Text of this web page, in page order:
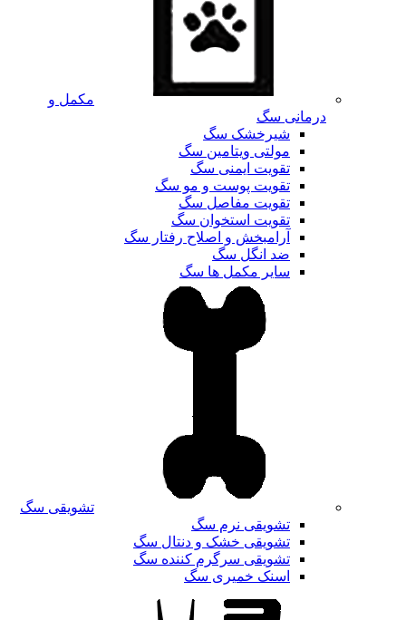
مکمل و
درمانی سگ
شیرخشک سگ
مولتی ویتامین سگ
تقویت ایمنی سگ
تقویت پوست و مو سگ
تقویت مفاصل سگ
تقویت استخوان سگ
آرامبخش و اصلاح رفتار سگ
ضد انگل سگ
سایر مکمل ها سگ
تشویقی سگ
تشویقی نرم سگ
تشویقی خشک و دنتال سگ
تشویقی سرگرم کننده سگ
اسنک خمیری سگ